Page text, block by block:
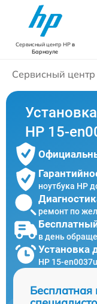
Сервисный центр HPв
Барнауле
Сервисный центр
HP 15-
ноутбука HP
ремонт по
в день
Установка
HP 15-
Бесплатная